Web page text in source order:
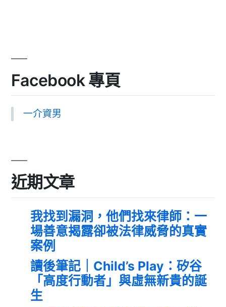
Facebook 專頁
一介資男
近期文章
我找到漏洞，他們找來律師：一
場善意揭露卻被法律威脅的真實
案例
讀後筆記｜Child’s Play：矽谷
「高度行動者」與虛無新貴的誕
生